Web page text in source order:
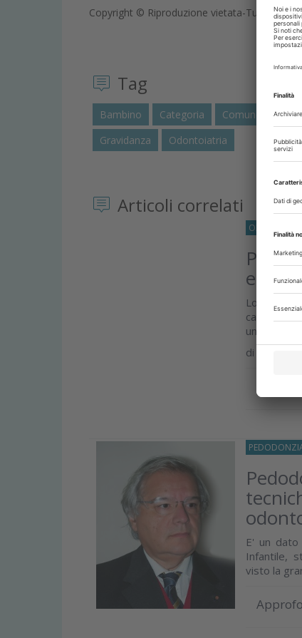
Copyright © Riproduzione vietata-Tutti i diritti
Tag
Bambino Categoria Comunque
Gravidanza
Odontoiatria
Articoli correlati
O33
età
Lo studio
caseina
una vernice...
di
E' un
Infantile,
visto la